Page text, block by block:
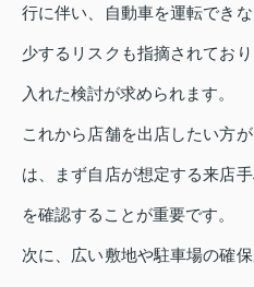
行に伴い、自動車を運転でき
少するリスクも指摘されてお
入れた検討が求められます。
これから店舗を出店したい方
は、まず自店が想定する来店
を確認することが重要です。
次に、広い敷地や駐車場の確